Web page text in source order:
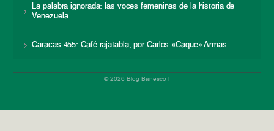
La palabra ignorada: las voces femeninas de la historia de
Venezuela
Caracas 455: Café rajatabla, por Carlos «Caque» Armas
© 2026 Blog Banesco |